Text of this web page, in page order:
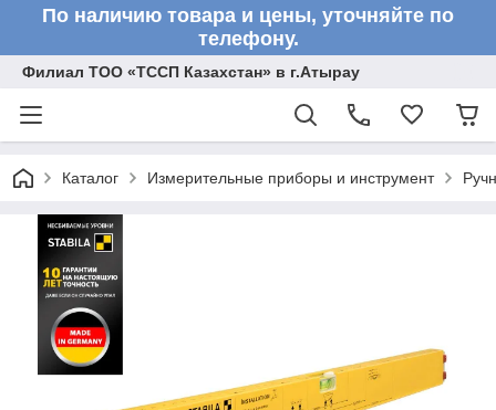
По наличию товара и цены, уточняйте по
телефону.
Филиал ТОО «ТССП Казахстан» в г.Атырау
Каталог Измерительные приборы и инструмент